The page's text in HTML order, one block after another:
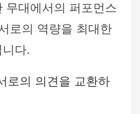
무대에서의 퍼포먼스
로의 역량을 최대한
다.
로의 의견을 교환하